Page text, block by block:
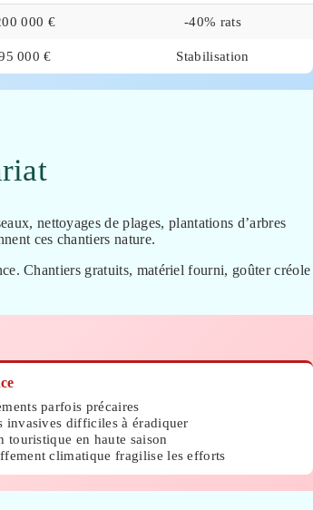
000 € -40% rats
000 € Stabilisation
nettoyages de plages, plantations d’arbres
ces chantiers nature.
Chantiers gratuits, matériel fourni, goûter créole
parfois précaires
invasives difficiles à éradiquer
touristique en haute saison
climatique fragilise les efforts